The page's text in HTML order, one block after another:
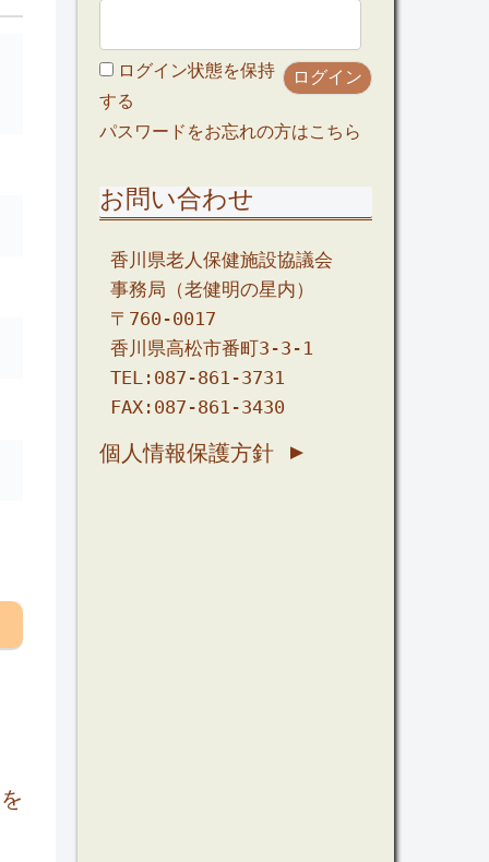
ログイン状態を保持
する
パスワードをお忘れの方はこちら
お問い合わせ
香川県老人保健施設協議会
事務局（老健明の星内）
〒760-0017
香川県高松市番町3-3-1
TEL:087-861-3731
個人情報保護方針